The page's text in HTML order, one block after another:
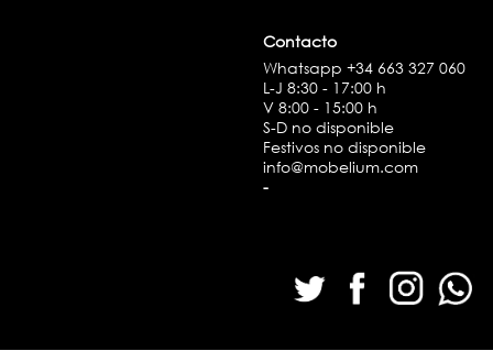
Contacto
Whatsapp +34 663 327 060
L-J 8:30 - 17:00 h
V 8:00 - 15:00 h
S-D no disponible
Festivos no disponible
info@mobelium.com
-